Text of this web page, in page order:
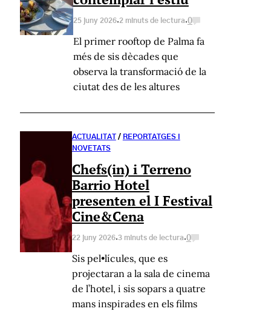
25 juny 2026·2 minuts de lectura·0
El primer rooftop de Palma fa
més de sis dècades que
observa la transformació de la
ciutat des de les altures
ACTUALITAT/ REPORTATGES I
NOVETATS
Chefs(in) i Terreno
Barrio Hotel
presenten el I Festival
Cine&Cena
22 juny 2026·3 minuts de lectura·0
Sis pel•lícules, que es
projectaran a la sala de cinema
de l’hotel, i sis sopars a quatre
mans inspirades en els films